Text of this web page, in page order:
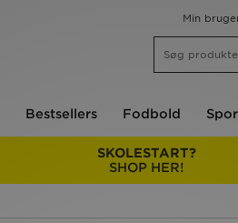
Min
Bestsellers Fodbold
SKOLESTART?
SHOP HER!